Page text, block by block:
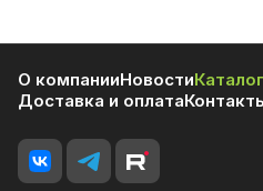
О компанииНовостиКаталог
Доставка и оплата